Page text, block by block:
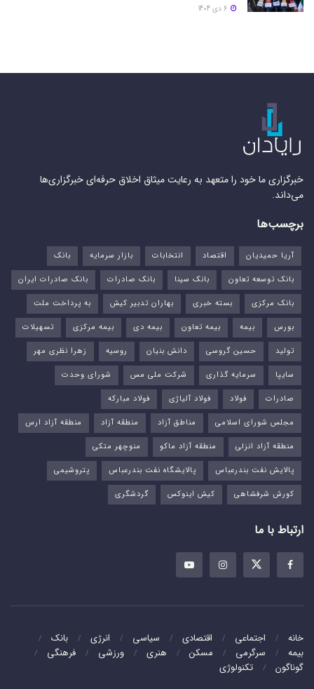
خبرگزاری ما خود را متعهد به رعایت میثاق اخلاق حرفه‌ای خبرگزاری‌ها
می‌داند.
برچسب‌ها
آریا حمیدیان اقتصاد انتخابات بازار سرمایه
بانک
بانک توسعه تعاون
بانک سینا بانک صادرات
بانک صادرات ایران
بانک مرکزی
بسته خبری بهاران تدبیر کیش
به پرداخت ملت
بورس‌
بیمه بیمه تعاون بیمه دی بیمه مرکزی
تسهیلات
تولید
حسین گروسی دانش بنیان روسیه
زهرا نظری مهر
سایپا
سرمایه گذاری شرکت ملی مس
شورای وحدت
صادرات
فولاد فولاد آلیاژی
فولاد مبارکه
مجلس شورای اسلامی
مناطق آزاد منطقه آزاد
منطقه آزاد ارس
منطقه آزاد انزلی
منطقه آزاد ماکو
منوچهر متکی
پالایش نفت بندرعباس
پالایشگاه نفت بندرعباس
پتروشیمی
کورش شرفشاهی
کیش اینوکس گردشگری
ارتباط با ما
خانه اجتماعی اقتصادی سیاسی انرژی
بانک
بیمه
سرگرمی مسکن هنری ورزشی
فرهنگی
گوناگون
تکنولوژی